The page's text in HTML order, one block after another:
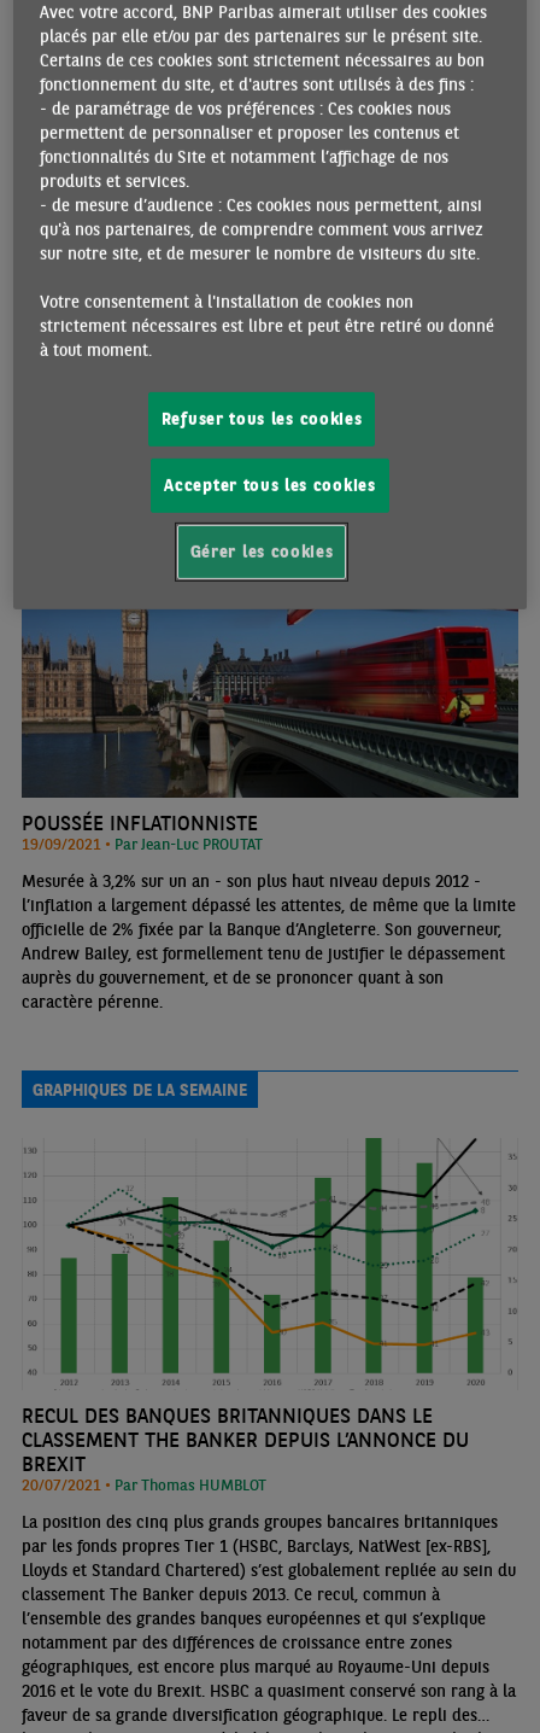
"TAXES ARE COMING" : LE POINT SUR LA CONJONCTURE
BRITANNIQUE À L’AUTOMNE 2021
21/09/2021 •Par Jean-Luc PROUTAT
Après avoir payé un très lourd tribut à l’épidémie de Covid-19, le
Royaume-Uni se remet sur pied. Forte d’une population adulte
vaccinée à plus de 80%, son économie a pu rouvrir, jusqu’à
fonctionner quasi normalement durant l’été, malgré la propagation
d’un variant « Delta » très contagieux du coronavirus. Alors qu’elle
bute sur des contraintes d’offre, la reprise se voit, par ailleurs,
retirer ses béquilles budgétaires, le gouvernement de Boris
la conjoncture devrait s’assagir quelque peu d’ici à la fin de
POUSSÉE INFLATIONNISTE
19/09/2021 • Par Jean-Luc PROUTAT
Mesurée à 3,2% sur un an - son plus haut niveau depuis 2012 -
l’inflation a largement dépassé les attentes, de même que la limite
officielle de 2% fixée par la Banque d’Angleterre. Son gouverneur,
Andrew Bailey, est formellement tenu de justifier le dépassement
auprès du gouvernement, et de se prononcer quant à son
caractère pérenne.
GRAPHIQUES DE LA SEMAINE
RECUL DES BANQUES BRITANNIQUES DANS LE
CLASSEMENT THE BANKER DEPUIS L’ANNONCE DU
BREXIT
20/07/2021 • Par Thomas HUMBLOT
La position des cinq plus grands groupes bancaires britanniques
par les fonds propres Tier 1 (HSBC, Barclays, NatWest [ex-RBS],
Lloyds et Standard Chartered) s’est globalement repliée au sein du
classement The Banker depuis 2013. Ce recul, commun à
l’ensemble des grandes banques européennes et qui s’explique
notamment par des différences de croissance entre zones
géographiques, est encore plus marqué au Royaume-Uni depuis
2016 et le vote du Brexit. HSBC a quasiment conservé son rang à la
faveur de sa grande diversification géographique. Le repli des
Avec votre accord, BNP Paribas aimerait utiliser des cookies
placés par elle et/ou par des partenaires sur le présent site.
Certains de ces cookies sont strictement nécessaires au bon
fonctionnement du site, et d'autres sont utilisés à des fins :
- de paramétrage de vos préférences : Ces cookies nous
permettent de personnaliser et proposer les contenus et
fonctionnalités du Site et notamment l’affichage de nos
produits et services.
- de mesure d’audience : Ces cookies nous permettent, ainsi
qu'à nos partenaires, de comprendre comment vous arrivez
sur notre site, et de mesurer le nombre de visiteurs du site.
Votre consentement à l'installation de cookies non
strictement nécessaires est libre et peut être retiré ou donné
à tout moment.
Refuser tous les cookies
Accepter tous les cookies
Gérer les cookies